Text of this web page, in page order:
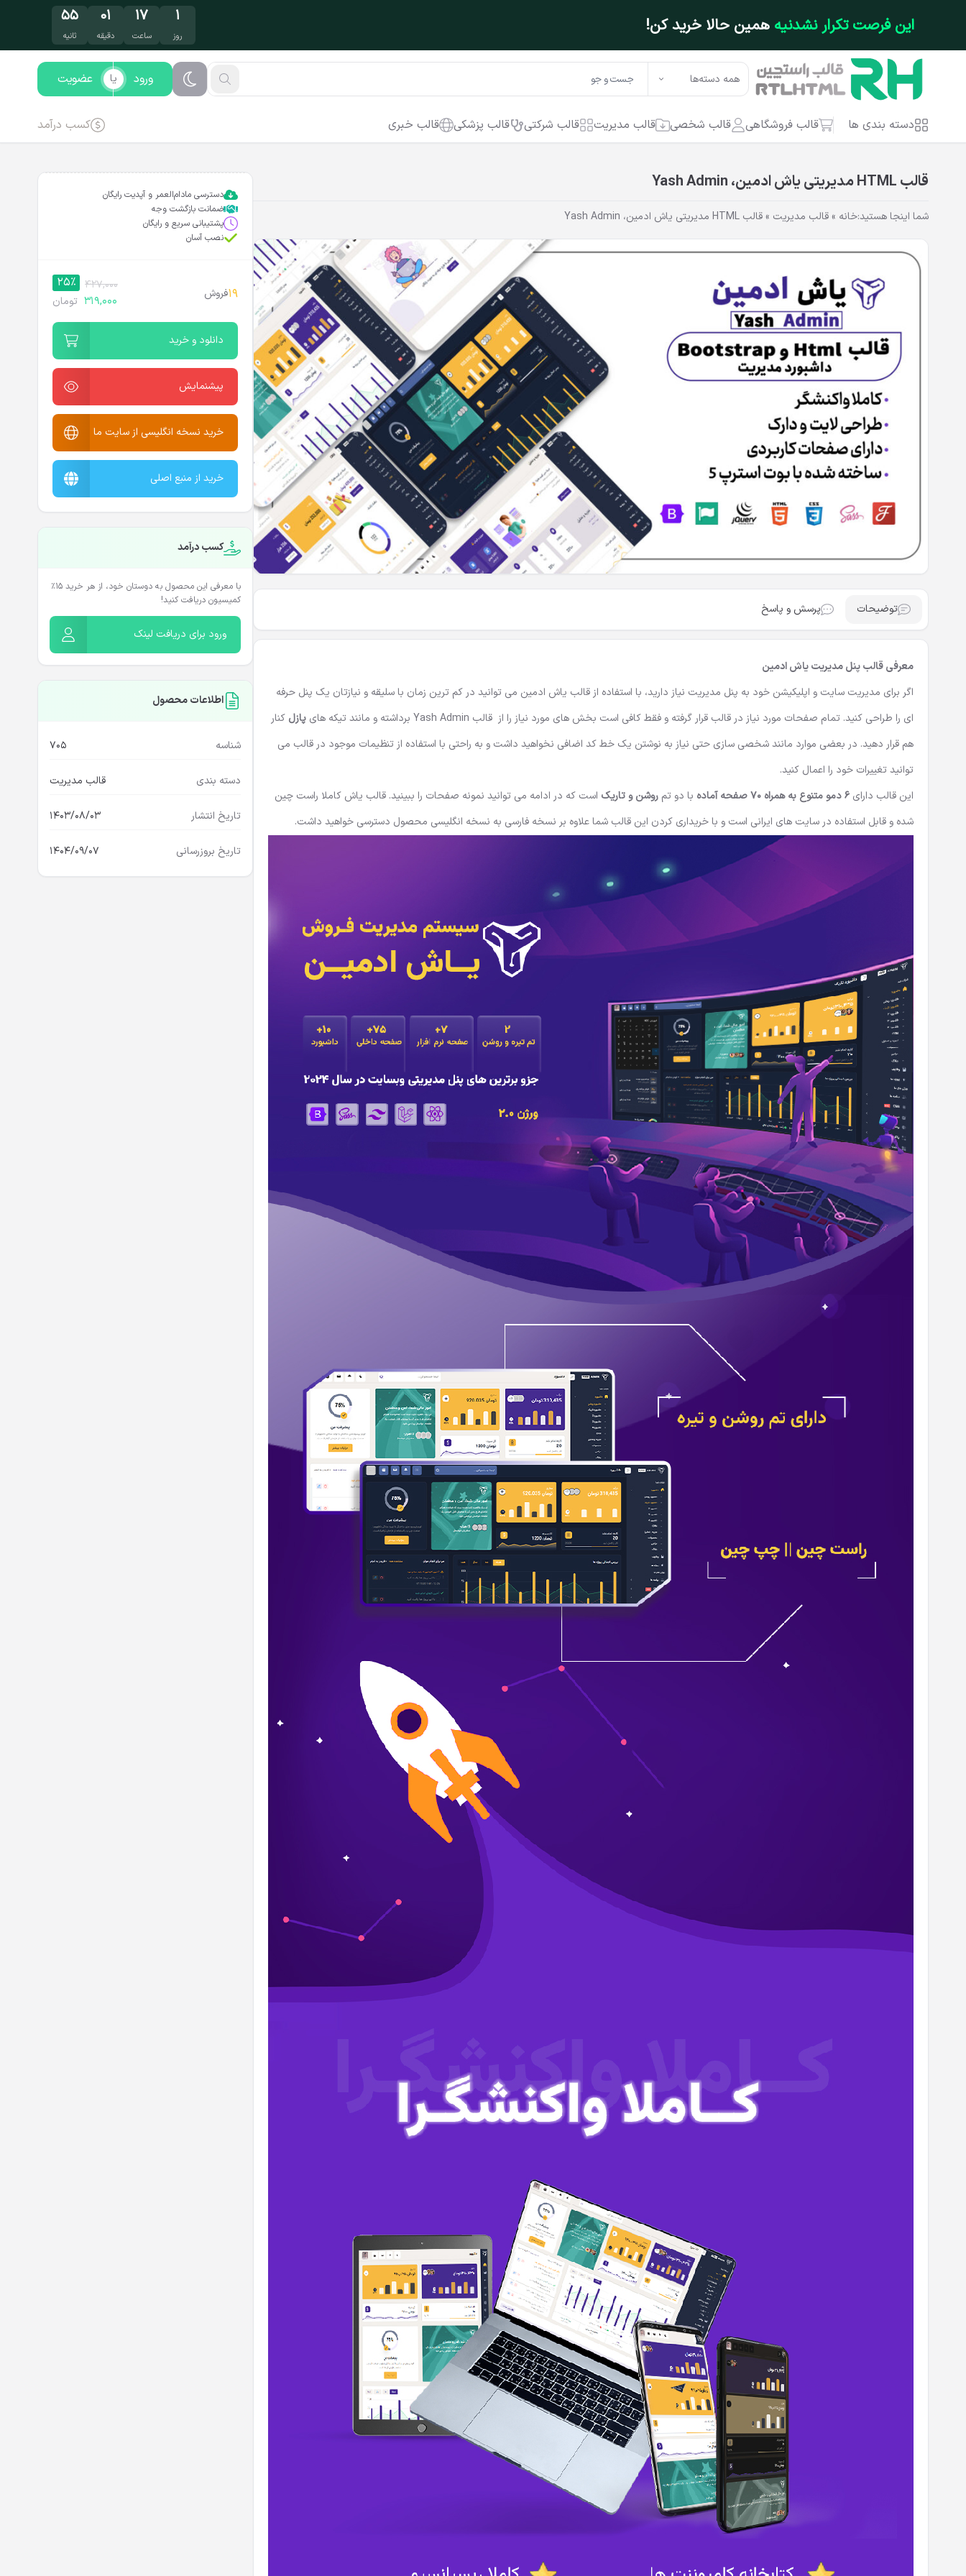
این فرصت تکرار نشدنیه همین حالا خرید کن! ۱
روز
۱۷
ساعت
۰۱
دقیقه
۵۳
ثانیه
همه دسته‌ها ورود عضویت یا
دسته بندی ها قالب فروشگاهی قالب شخصی قالب مدیریت قالب شرکتی قالب پزشکی قالب خبری کسب درآمد
قالب HTML مدیریتی یاش ادمین، Yash Admin
شما اینجا هستید:خانه »قالب مدیریت »قالب HTML مدیریتی یاش ادمین، Yash Admin
توضیحات پرسش و پاسخ
معرفی قالب پنل مدیریت یاش ادمین
اگر برای مدیریت سایت و اپلیکیشن خود به پنل مدیریت نیاز دارید، با استفاده از قالب یاش ادمین می توانید در کم ترین زمان با سلیقه و نیازتان یک پنل حرفه
ای را طراحی کنید. تمام صفحات مورد نیاز در قالب قرار گرفته و فقط کافی است بخش های مورد نیاز را از قالب Yash Admin برداشته و مانند تیکه های
پازل کنار
هم قرار دهید. در بعضی موارد مانند شخصی سازی حتی نیاز به نوشتن یک خط کد اضافی نخواهید داشت و به راحتی با استفاده از تنظیمات موجود در قالب می
توانید تغییرات خود را اعمال کنید.
این قالب دارای 6 دمو متنوع به همراه 70 صفحه آماده با دو تم روشن و تاریک است که در ادامه می توانید نمونه صفحات را ببینید. قالب یاش کاملا راست چین
شده و قابل استفاده در سایت های ایرانی است و با خریداری کردن این قالب شما علاوه بر نسخه فارسی به نسخه انگلیسی محصول دسترسی خواهید داشت.
دسترسی مادام‌العمر و آپدیت رایگان
ضمانت بازگشت وجه
پشتیبانی سریع و رایگان
نصب آسان
19فروش
427,000
25%
319,000 تومان
دانلود و خرید
پیشنمایش
خرید نسخه انگلیسی از سایت ما
خرید از منبع اصلی
کسب درآمد
با معرفی این محصول به دوستان خود، از هر خرید ۱۵٪
کمیسیون دریافت کنید!
ورود برای دریافت لینک
اطلاعات محصول
شناسه 705
دسته بندی قالب مدیریت
تاریخ انتشار 1403/08/03
تاریخ بروزرسانی 1404/09/07